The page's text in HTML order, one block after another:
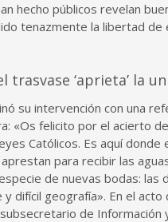
hecho públicos revelan
tenazmente la libertad
trasvase ‘aprieta’ la
su intervención con una
«Os felicito por el acierto
Católicos. Es aquí
para recibir las
de nuevas bodas: las
difícil geografía». En el
de Información